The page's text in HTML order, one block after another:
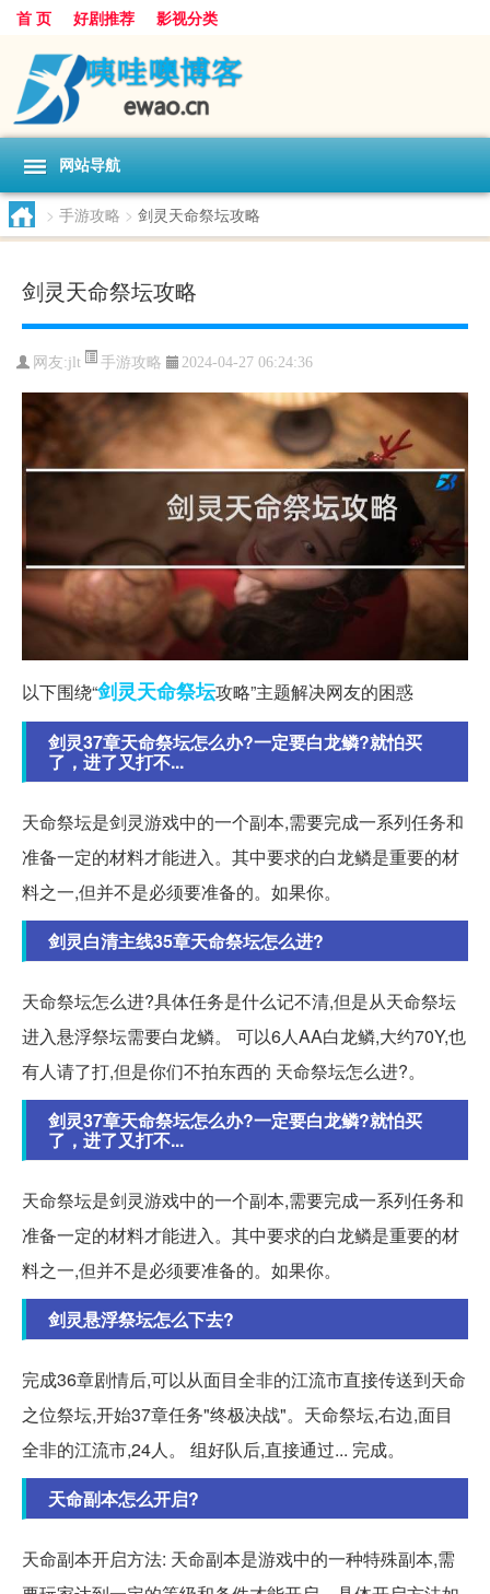
首 页 好剧推荐 影视分类
网站导航
> 手游攻略 > 剑灵天命祭坛攻略
剑灵天命祭坛攻略
网友:jlt 手游攻略 2024-04-27 06:24:36
以下围绕“剑灵天命祭坛攻略”主题解决网友的困惑
剑灵37章天命祭坛怎么办?一定要白龙鳞?就怕买
了，进了又打不...
天命祭坛是剑灵游戏中的一个副本,需要完成一系列任务和
准备一定的材料才能进入。其中要求的白龙鳞是重要的材
料之一,但并不是必须要准备的。如果你。
剑灵白清主线35章天命祭坛怎么进?
天命祭坛怎么进?具体任务是什么记不清,但是从天命祭坛
进入悬浮祭坛需要白龙鳞。 可以6人AA白龙鳞,大约70Y,也
有人请了打,但是你们不拍东西的 天命祭坛怎么进?。
剑灵37章天命祭坛怎么办?一定要白龙鳞?就怕买
了，进了又打不...
天命祭坛是剑灵游戏中的一个副本,需要完成一系列任务和
准备一定的材料才能进入。其中要求的白龙鳞是重要的材
料之一,但并不是必须要准备的。如果你。
剑灵悬浮祭坛怎么下去?
完成36章剧情后,可以从面目全非的江流市直接传送到天命
之位祭坛,开始37章任务"终极决战"。天命祭坛,右边,面目
全非的江流市,24人。 组好队后,直接通过... 完成。
天命副本怎么开启?
天命副本开启方法: 天命副本是游戏中的一种特殊副本,需